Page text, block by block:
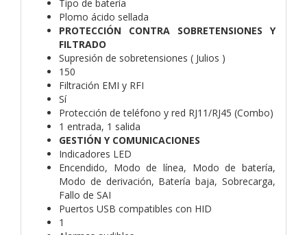
Tipo de batería
Plomo ácido sellada
PROTECCIÓN CONTRA SOBRETENSIONES Y
FILTRADO
Supresión de sobretensiones ( Julios )
150
Filtración EMI y RFI
Sí
Protección de teléfono y red RJ11/RJ45 (Combo)
1 entrada, 1 salida
GESTIÓN Y COMUNICACIONES
Indicadores LED
Encendido, Modo de línea, Modo de batería,
Modo de derivación, Batería baja, Sobrecarga,
Fallo de SAI
Puertos USB compatibles con HID
1